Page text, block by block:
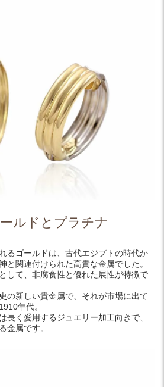
ルドとプラチナ
るゴールドは、古代エジプトの時代か
と関連付けられた高貴な金属でした。
して、非腐食性と優れた展性が特徴で
の新しい貴金属で、それが市場に出て
年代。
長く愛用するジュエリー加工向きで、
金属です。